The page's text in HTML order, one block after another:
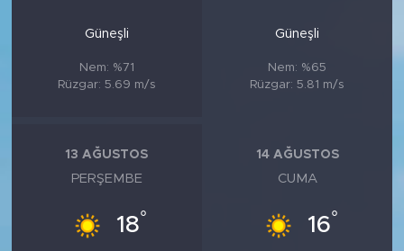
Güneşli
Nem: %71
Rüzgar: 5.69 m/s
Güneşli
Nem: %65
Rüzgar: 5.81 m/s
13 AĞUSTOS
PERŞEMBE
18°
14 AĞUSTOS
CUMA
16°